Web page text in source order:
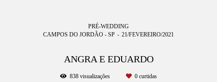
PRÉ-WEDDING
CAMPOS DO JORDÃO - SP
21/FEVEREIRO/2021
ANGRA E EDUARDO
838 visualizações 0 curtidas